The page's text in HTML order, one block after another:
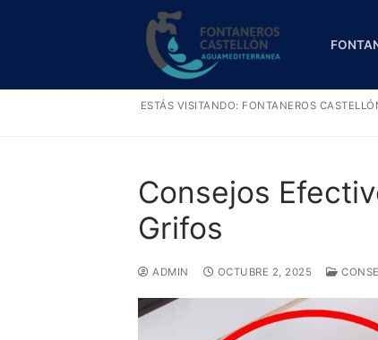
ESTÁS VISITANDO: FONTANEROS
Consejos
Grifos
ADMIN OCTUBRE 2, 2025